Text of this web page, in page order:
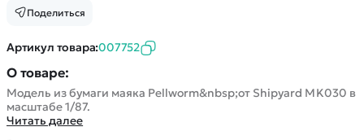
Поделиться
Артикул товара:007752
О товаре:
Модель из бумаги маяка Pellworm&nbsp;от Shipyard MK030 в
масштабе 1/87.
Читать далее
Каталог
Квадрокоптеры
Машинки
Танки
Вертолеты
Информация
Оптовые продажи
Блог
Покупателю